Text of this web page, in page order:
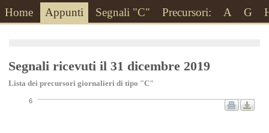
Home Appunti Segnali "C" Precursori: A G
Segnali ricevuti il 31 dicembre 2019
Lista dei precursori giornalieri di tipo "C"
6